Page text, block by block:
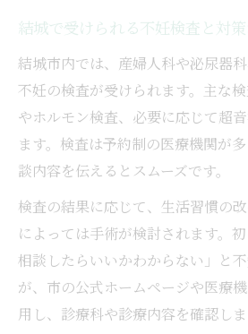
結城で受けられる不妊検査と対
結城市内では、産婦人科や泌尿器
不妊の検査が受けられます。主な
やホルモン検査、必要に応じて超
ます。検査は予約制の医療機関が
談内容を伝えるとスムーズです。
検査の結果に応じて、生活習慣の
によっては手術が検討されます。
相談したらいいかわからない」と
が、市の公式ホームページや医療
用し、診療科や診療内容を確認しま